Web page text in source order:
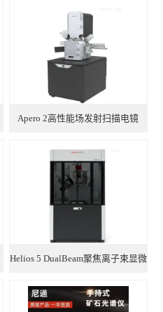
Apero 2高性能场发射扫描电镜
Helios 5 DualBeam聚焦离子束显微
镜